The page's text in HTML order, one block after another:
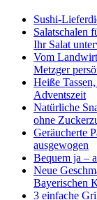
Sushi-
Salatschalen
Ihr Salat
Vom
Metzger
Heiße
Adventszeit
Natürliche
ohne
Geräucherte
ausgewogen
Bequem ja –
Neue
Bayerischen
3 einfache